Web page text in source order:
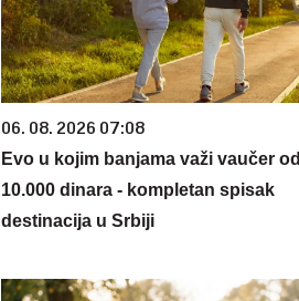
06. 08. 2026 07:08
Evo u kojim banjama važi vaučer od
10.000 dinara - kompletan spisak
destinacija u Srbiji